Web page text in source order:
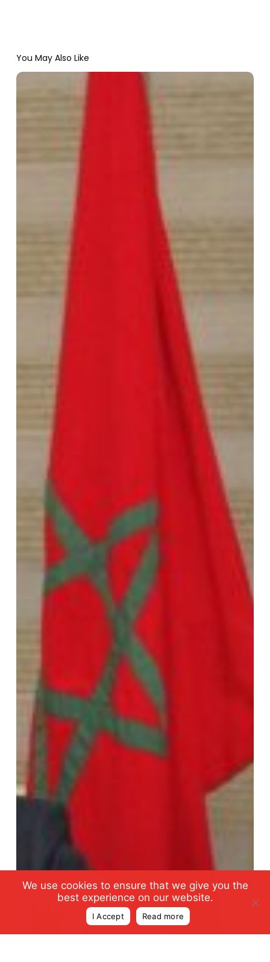
You May Also Like
We use cookies to ensure that we give you the
best experience on our website.
I Accept Read more